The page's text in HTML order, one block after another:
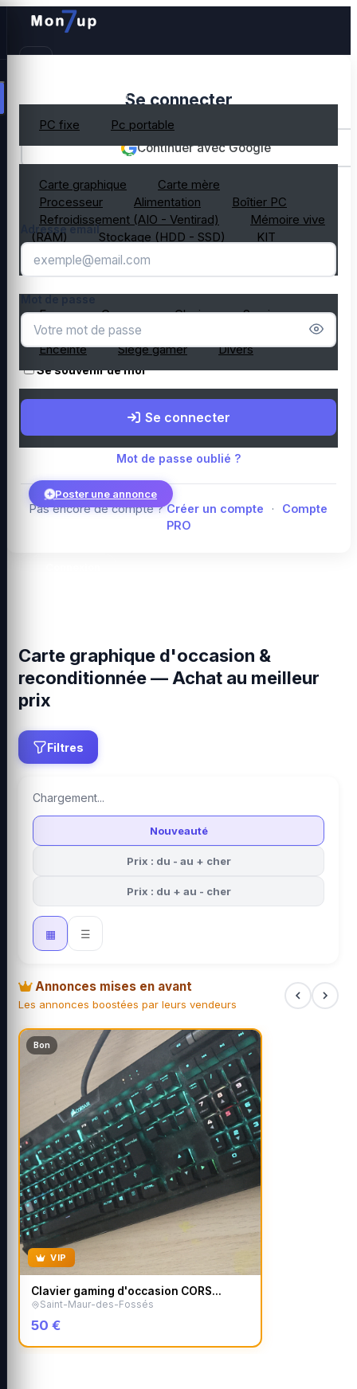
PC gamer occasion
PC fixe Pc portable
Composant PC occasion
Carte graphique
Carte mère
Processeur
Alimentation
Boîtier PC
Refroidissement (AIO - Ventirad)
Mémoire vive
(RAM)
Stockage (HDD - SSD)
KIT
composant PC gamer
Ecran Casque Clavier
Souris
Microphone
Webcam
Enceinte
Siège gamer Divers
Top PC gamer : Intel / AMD
Composants PC gamer
Poster une annonce
Se connecter
Continuer avec Google
OU
Adresse email
Se souvenir de moi
Se connecter
Mot de passe oublié ?
Pas encore de compte ? Créer un compte ·
Compte
PRO
Carte graphique d'occasion &
reconditionnée — Achat au meilleur
prix
Filtres
Chargement...
Nouveauté
Prix : du - au + cher
Prix : du + au - cher
▦ ☰
Annonces mises en avant
Les annonces boostées par leurs vendeurs
Bon
VIP
Clavier gaming d'occasion CORS...
Saint-Maur-des-Fossés
50 €